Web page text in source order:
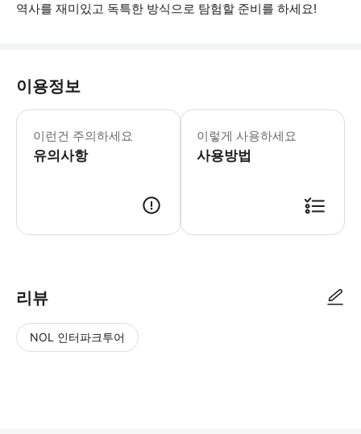
역사를 재미있고 독특한 방식으로 탐험할 준비를 하세요!
이용정보
이런건 주의하세요
유의사항
예약 가능 여부는 상황에 따라 달라
이렇게 사용하세요
사용방법
리뷰
NOL 인터파크투어